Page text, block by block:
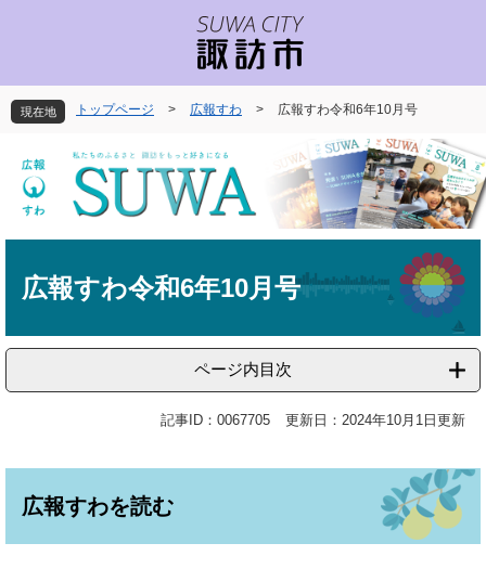
先
頭
を
飛
文
現在地 トップページ > 広報すわ > 広報すわ令和6年10月号
広報すわ令和6年10月号
ページ内目次
記事ID：0067705 更新日：2024年10月1日更新
広報すわを読む